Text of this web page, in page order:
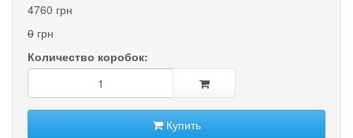
4760 грн
0 грн
Количество коробок:
Купить